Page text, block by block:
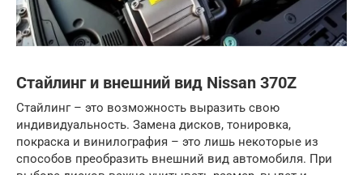
Стайлинг и внешний вид Nissan 370Z
Стайлинг – это возможность выразить свою
индивидуальность. Замена дисков, тонировка,
покраска и винилография – это лишь некоторые из
способов преобразить внешний вид автомобиля. При